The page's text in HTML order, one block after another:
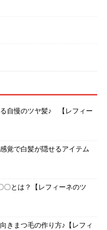
自慢のツヤ髪♪ 【レフィー
覚で白髪が隠せるアイテム
〇とは？【レフィーネのツ
きまつ毛の作り方♪【レフィ